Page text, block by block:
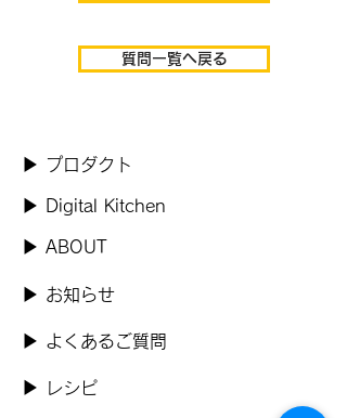
質問一覧へ戻る
​▶ プロダクト
​▶ Digital Kitchen
​▶ ABOUT
​▶ お知らせ
▶ よくあるご質問
▶ レシピ